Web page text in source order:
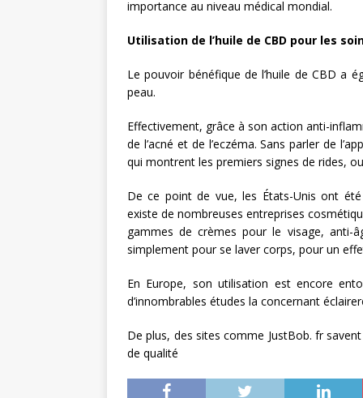
importance au niveau médical mondial.
Utilisation de l’huile de CBD pour les
Le pouvoir bénéfique de l’huile de CBD a
peau.
Effectivement, grâce à son action anti-
de l’acné et de l’eczéma. Sans parler de
qui montrent les premiers signes de rides,
De ce point de vue, les États-Unis ont
existe de nombreuses entreprises
gammes de crèmes pour le visage,
simplement pour se laver corps, pour un
En Europe, son utilisation est encore
d’innombrables études la concernant
De plus, des sites comme JustBob. fr
de qualité